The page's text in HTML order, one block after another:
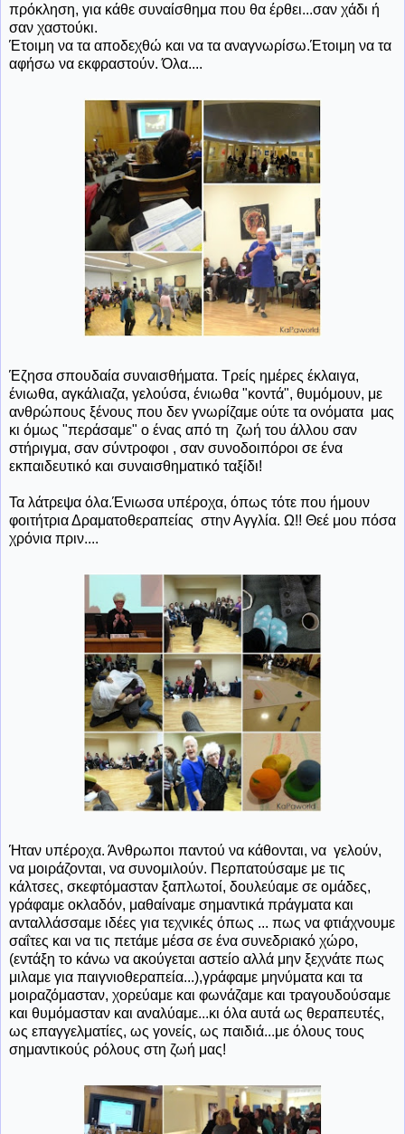
πρόκληση, για κάθε συναίσθημα που θα έρθει...σαν χάδι ή
σαν χαστούκι.
Έτοιμη να τα αποδεχθώ και να τα αναγνωρίσω.Έτοιμη να τα
αφήσω να εκφραστούν. Όλα....
Έζησα σπουδαία συναισθήματα. Τρείς ημέρες έκλαιγα,
ένιωθα, αγκάλιαζα, γελούσα, ένιωθα "κοντά", θυμόμουν, με
ανθρώπους ξένους που δεν γνωρίζαμε ούτε τα ονόματα μας
κι όμως "περάσαμε" ο ένας από τη ζωή του άλλου σαν
στήριγμα, σαν σύντροφοι , σαν συνοδοιπόροι σε ένα
εκπαιδευτικό και συναισθηματικό ταξίδι!
Τα λάτρεψα όλα.Ένιωσα υπέροχα, όπως τότε που ήμουν
φοιτήτρια Δραματοθεραπείας στην Αγγλία. Ω!! Θεέ μου πόσα
χρόνια πριν....
Ήταν υπέροχα. Άνθρωποι παντού να κάθονται, να γελούν,
να μοιράζονται, να συνομιλούν. Περπατούσαμε με τις
κάλτσες, σκεφτόμασταν ξαπλωτοί, δουλεύαμε σε ομάδες,
γράφαμε οκλαδόν, μαθαίναμε σημαντικά πράγματα και
ανταλλάσσαμε ιδέες για τεχνικές όπως ... πως να φτιάχνουμε
σαΐτες και να τις πετάμε μέσα σε ένα συνεδριακό χώρο,
(εντάξη το κάνω να ακούγεται αστείο αλλά μην ξεχνάτε πως
μιλαμε για παιγνιοθεραπεία...),γράφαμε μηνύματα και τα
μοιραζόμασταν, χορεύαμε και φωνάζαμε και τραγουδούσαμε
και θυμόμασταν και αναλύαμε...κι όλα αυτά ως θεραπευτές,
ως επαγγελματίες, ως γονείς, ως παιδιά...με όλους τους
σημαντικούς ρόλους στη ζωή μας!